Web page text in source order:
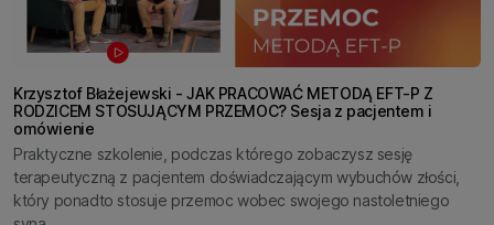
Krzysztof Błażejewski - JAK PRACOWAĆ METODĄ EFT-P Z
RODZICEM STOSUJĄCYM PRZEMOC? Sesja z pacjentem i
omówienie
Praktyczne szkolenie, podczas którego zobaczysz sesję
terapeutyczną z pacjentem doświadczającym wybuchów złości,
który ponadto stosuje przemoc wobec swojego nastoletniego